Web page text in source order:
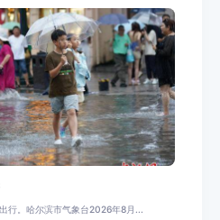
行。哈尔滨市气象台2026年8月...